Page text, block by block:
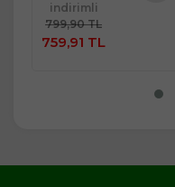
indirimli
799,90 TL
759,91 TL